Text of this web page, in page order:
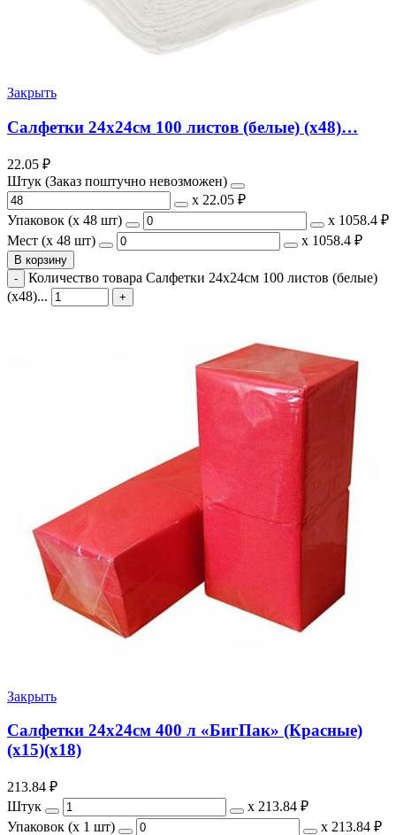
Закрыть
Салфетки 24х24см 100 листов (белые) (х48)…
22.05 ₽
Штук (Заказ поштучно невозможен)
х 22.05 ₽
Упаковок (x 48 шт)
х 1058.4 ₽
Мест (x 48 шт)
х 1058.4 ₽
В корзину
Количество товара Салфетки 24х24см 100 листов (белые)
(х48)...
Закрыть
Салфетки 24х24см 400 л «БигПак» (Красные)
(х15)(х18)
213.84 ₽
Штук
х 213.84 ₽
Упаковок (x 1 шт)
х 213.84 ₽